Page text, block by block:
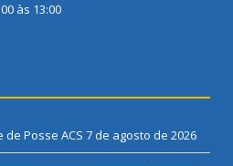
às 13:00
Posse ACS 7 de agosto de 2026